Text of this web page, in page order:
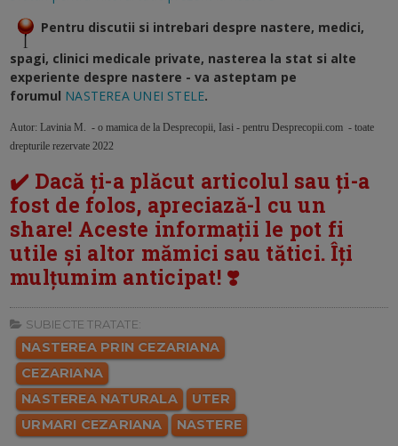
Pentru discutii si intrebari despre nastere, medici,
spagi, clinici medicale private, nasterea la stat si alte
experiente despre nastere - va asteptam pe
forumul NASTEREA UNEI STELE.
Autor: Lavinia M. - o mamica de la Desprecopii, Iasi - pentru Desprecopii.com - toate
drepturile rezervate 2022
✔️ Dacă ți-a plăcut articolul sau ți-a
fost de folos, apreciază-l cu un
share! Aceste informații le pot fi
utile și altor mămici sau tătici. Îți
mulțumim anticipat! ❣️
SUBIECTE TRATATE:
NASTEREA PRIN CEZARIANA
CEZARIANA
NASTEREA NATURALA
UTER
URMARI CEZARIANA
NASTERE